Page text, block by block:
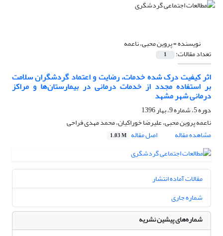
نویسنده =پروین محبی، ناعمه
تعداد مقالات: 1
اثر کیفیت درک شده خدمات، رضایت و اعتماد گردشگران سلامت
بر استفاده مجدد از خدمات درمانی در بیمارستان‌ها و مراکز
درمانی شهر مشهد
دوره 5، شماره 9، بهار 1396
ناعمه پروین محبی، علیرضا خوراکیان، محمد مهدی فراحی
مشاهده مقاله
اصل مقاله 1.03 M
مقالات آماده انتشار
شماره جاری
شماره‌های پیشین نشریه